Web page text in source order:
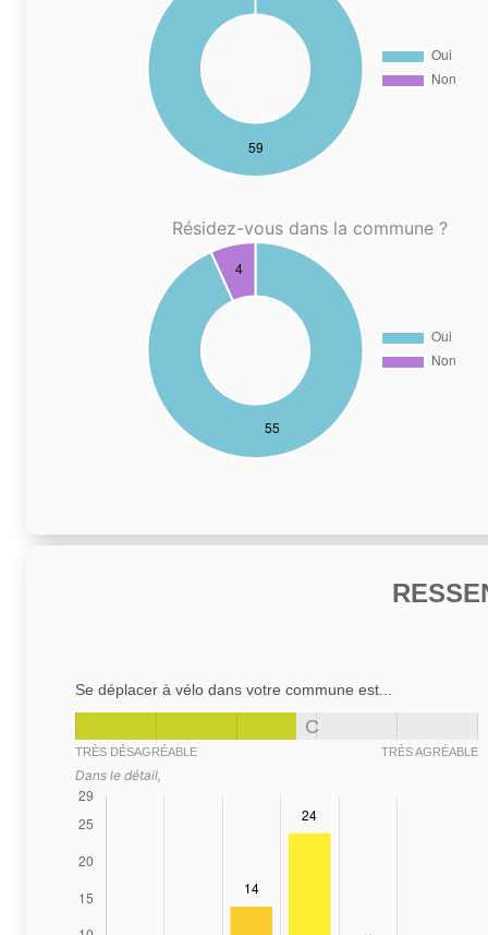
Résidez-vous dans la commune ?
Se déplacer à vélo dans votre commune est...
C
TRÈS DÉSAGRÉABLE TRÈS AGRÉABLE
Dans le détail,